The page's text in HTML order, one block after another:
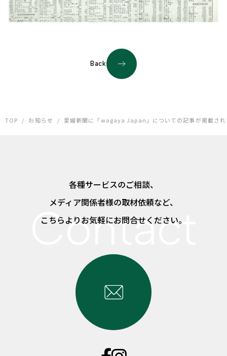
Back
TOP / お知らせ / 愛媛新聞に「wagaya Japan」についての記事が掲載さ
各種サービスのご相談、
メディア関係者様の取材依頼など、
こちらよりお気軽にお問合せください。